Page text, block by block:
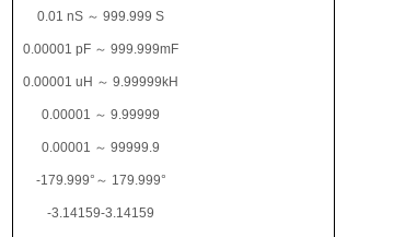
0.01 nS ～ 999.999 S
0.00001 pF ～ 999.999mF
0.00001 uH ～ 9.99999kH
0.00001 ～ 9.99999
0.00001 ～ 99999.9
-179.999° ～ 179.999°
-3.14159-3.14159